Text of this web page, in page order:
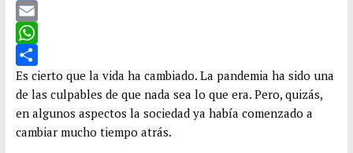
a
c
e
b
o
o
k
T
w
t
t
e
r
E
m
a
i
l
W
h
a
t
s
C
o
m
p
Es cierto que la vida ha cambiado. La pandemia ha sido una
de las culpables de que nada sea lo que era. Pero, quizás,
en algunos aspectos la sociedad ya había comenzado a
cambiar mucho tiempo atrás.